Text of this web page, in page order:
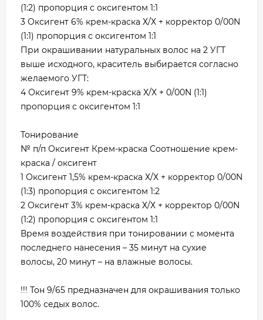
(1:2) пропорция с оксигентом 1:1
3 Оксигент 6% крем-краска Х/Х + корректор 0/00N
(1:1) пропорция с оксигентом 1:1
При окрашивании натуральных волос на 2 УГТ
выше исходного, краситель выбирается согласно
желаемого УГТ:
4 Оксигент 9% крем-краска Х/Х + 0/00N (1:1)
пропорция с оксигентом 1:1
Тонирование
№ п/п Оксигент Крем-краска Соотношение крем-
краска / оксигент
1 Оксигент 1,5% крем-краска Х/Х + корректор 0/00N
(1:3) пропорция с оксигентом 1:2
2 Оксигент 3% крем-краска Х/Х + корректор 0/00N
(1:2) пропорция с оксигентом 1:1
Время воздействия при тонировании с момента
последнего нанесения – 35 минут на сухие
волосы, 20 минут – на влажные волосы.
!!! Тон 9/65 предназначен для окрашивания только
100% седых волос.